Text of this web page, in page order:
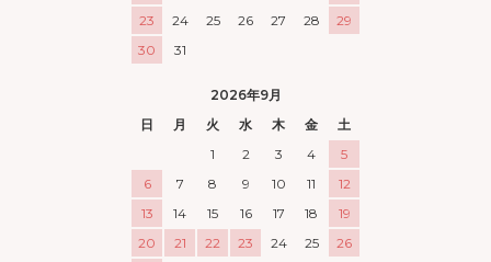
23
24 25 26 27 28
29
30
31
2026年9月
日
月 火 水 木 金
土
1
2 3 4
5
6
7 8 9 10 11
12
13
14 15 16 17 18
19
20
21 22 23 24 25
26